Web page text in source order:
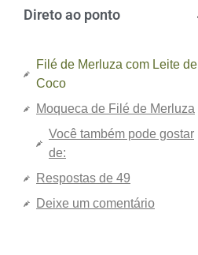
Direto ao ponto
Filé de Merluza com Leite de
Coco
Moqueca de Filé de Merluza
Você também pode gostar
de:
Respostas de 49
Deixe um comentário